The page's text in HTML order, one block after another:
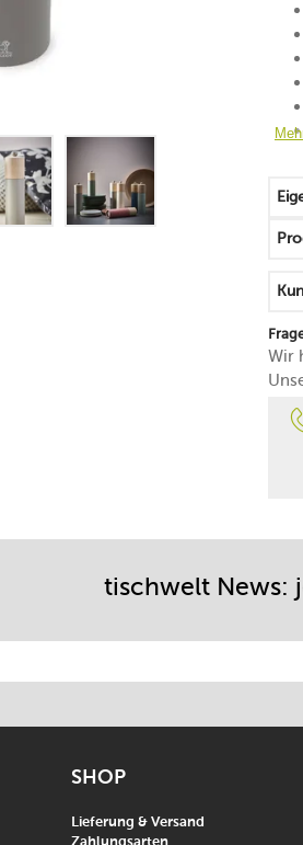
Wir
tischwelt News:
eintragen
SHOP
Lieferung & Versand